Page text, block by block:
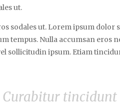
ut.
sodales ut. Lorem ipsum dolor
tempus. Nulla accumsan eros
sollicitudin ipsum. Etiam
Curabitur